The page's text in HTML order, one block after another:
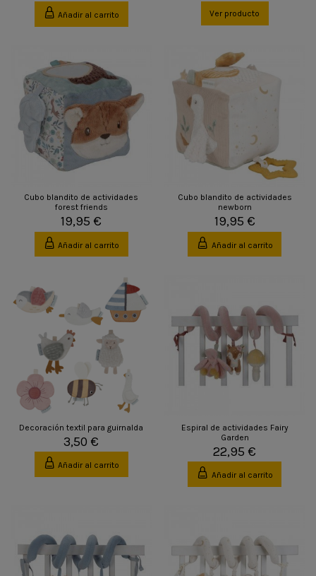
Añadir al carrito Ver producto
Cubo blandito de actividades
forest friends
19,95 €
Añadir al carrito
Cubo blandito de actividades
newborn
19,95 €
Añadir al carrito
Decoración textil para guirnalda
3,50 €
Añadir al carrito
Espiral de actividades Fairy
Garden
22,95 €
Añadir al carrito